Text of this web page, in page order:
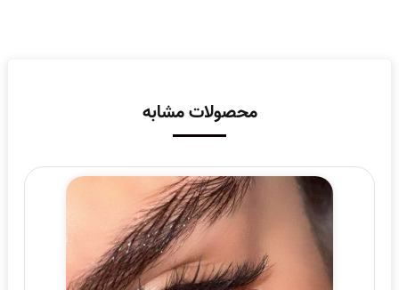
محصولات مشابه